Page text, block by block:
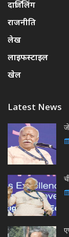
दार्जिलिंग
राजनीति
लेख
लाइफस्टाइल
खेल
Latest News